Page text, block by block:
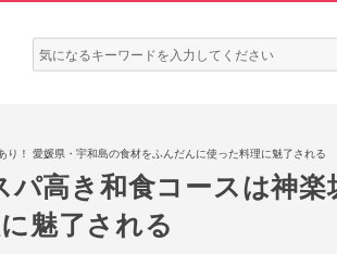
検
索:
り！ 愛媛県・宇和島の食材をふんだんに使った料理に魅了される
パ高き和食コースは神
魅了される